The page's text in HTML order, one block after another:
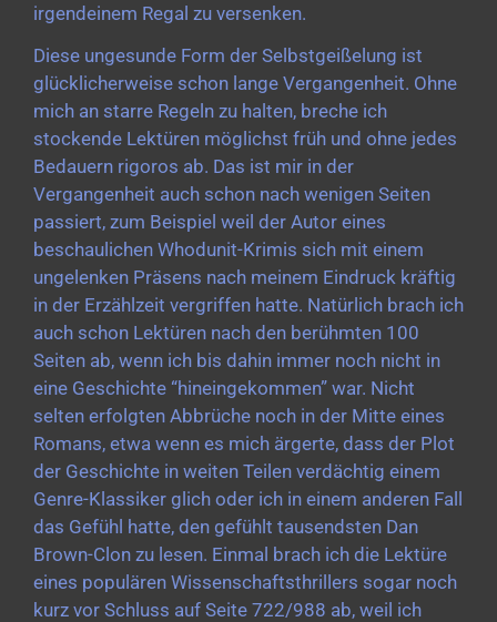
irgendeinem Regal zu versenken.
Diese ungesunde Form der Selbstgeißelung ist
glücklicherweise schon lange Vergangenheit. Ohne
mich an starre Regeln zu halten, breche ich
stockende Lektüren möglichst früh und ohne jedes
Bedauern rigoros ab. Das ist mir in der
Vergangenheit auch schon nach wenigen Seiten
passiert, zum Beispiel weil der Autor eines
beschaulichen Whodunit-Krimis sich mit einem
ungelenken Präsens nach meinem Eindruck kräftig
in der Erzählzeit vergriffen hatte. Natürlich brach ich
auch schon Lektüren nach den berühmten 100
Seiten ab, wenn ich bis dahin immer noch nicht in
eine Geschichte “hineingekommen” war. Nicht
selten erfolgten Abbrüche noch in der Mitte eines
Romans, etwa wenn es mich ärgerte, dass der Plot
der Geschichte in weiten Teilen verdächtig einem
Genre-Klassiker glich oder ich in einem anderen Fall
das Gefühl hatte, den gefühlt tausendsten Dan
Brown-Clon zu lesen. Einmal brach ich die Lektüre
eines populären Wissenschaftsthrillers sogar noch
kurz vor Schluss auf Seite 722/988 ab, weil ich